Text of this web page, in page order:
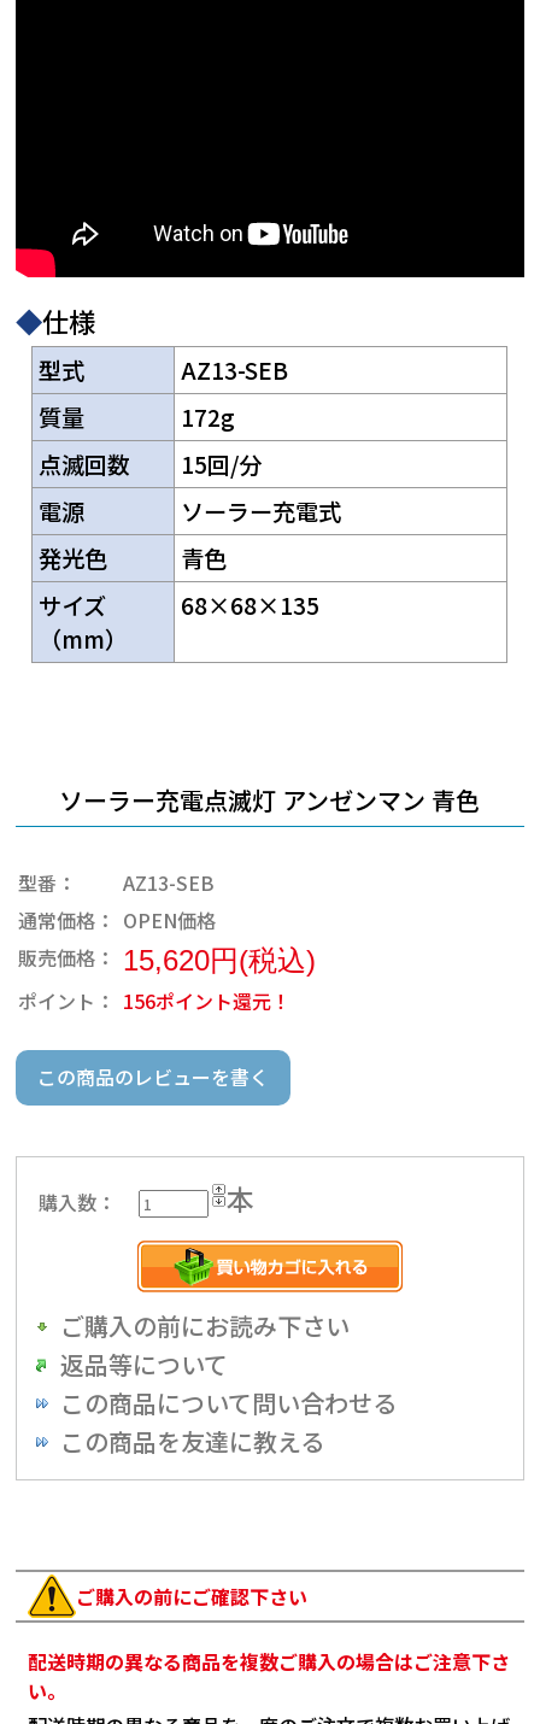
◆仕様
型式
AZ13-SEB
質量
172g
点滅回数
15回/分
電源
ソーラー充電式
発光色
青色
サイズ
（mm）
68×68×135
ソーラー充電点滅灯 アンゼンマン 青色
型番：
AZ13-SEB
通常価格： OPEN価格
販売価格： 15,620円(税込)
ポイント： 156ポイント還元！
この商品のレビューを書く
購入数： 本
ご購入の前にお読み下さい
返品等について
この商品について問い合わせる
この商品を友達に教える
ご購入の前にご確認下さい
配送時期の異なる商品を複数ご購入の場合はご注意下さ
い。